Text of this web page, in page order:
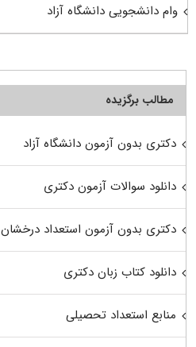
وام دانشجویی دانشگاه آزاد
مطالب برگزیده
دکتری بدون آزمون دانشگاه آزاد
دانلود سوالات آزمون دکتری
دکتری بدون آزمون استعداد درخشان
دانلود کتاب زبان دکتری
منابع استعداد تحصیلی